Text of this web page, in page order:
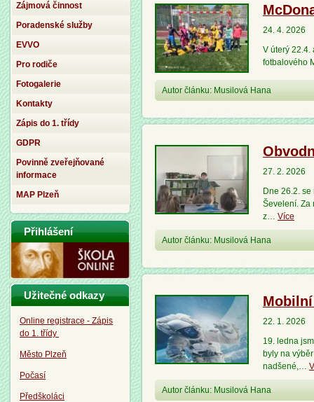
24. 4. 2026
V úterý 22.4.
fotbalového
Autor článku: Musilová Hana
27. 2. 2026
Dne 26.2.
Ševelení. Za
z… Více
Autor článku: Musilová Hana
22. 1. 2026
19. ledna
byly na
nadšené,…
Autor článku: Musilová Hana
Zájmová činnost
Poradenské služby
EVVO
Pro rodiče
Fotogalerie
Kontakty
Zápis do 1. třídy
GDPR
Povinně zveřejňované
informace
MAP Plzeň
Přihlášení
Užitečné odkazy
Online registrace - Zápis
do 1. třídy
Město Plzeň
Počasí
Předškoláci